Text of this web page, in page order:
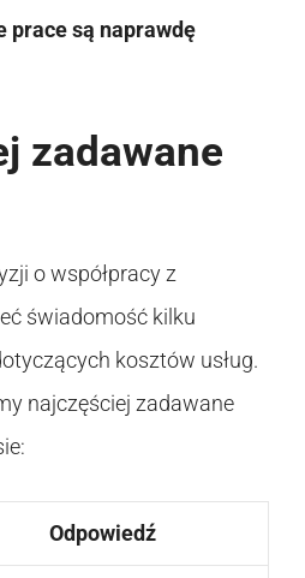
prace są naprawdę
zadawane
o współpracy z
świadomość kilku
kosztów usług.
najczęściej zadawane
Odpowiedź